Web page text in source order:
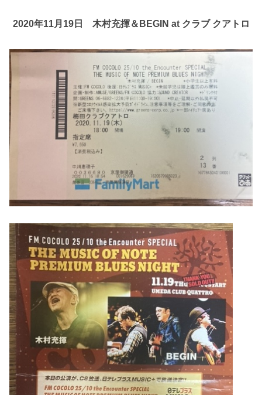
2020年11月19日 木村充揮＆BEGIN at クラブ クアトロ